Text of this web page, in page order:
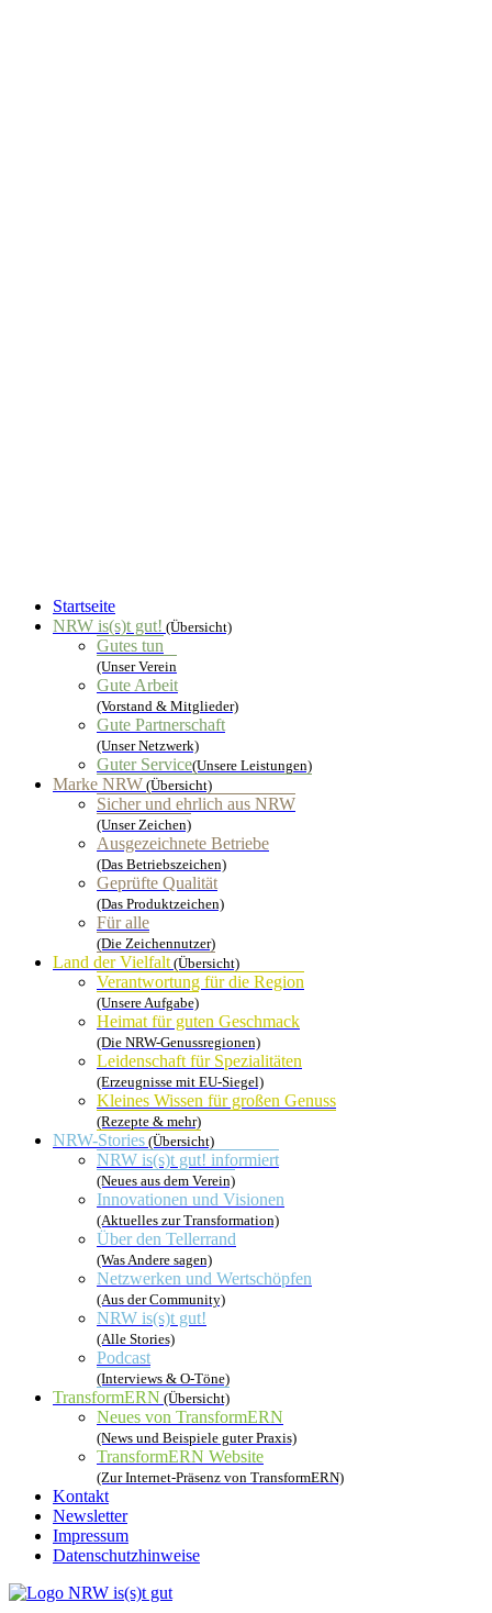
Startseite
NRW is(s)t gut! (Übersicht)
Gutes tun
(Unser Verein
Gute Arbeit
(Vorstand & Mitglieder)
Gute Partnerschaft
(Unser Netzwerk)
Guter Service(Unsere Leistungen)
Marke NRW (Übersicht)
Sicher und ehrlich aus NRW
(Unser Zeichen)
Ausgezeichnete Betriebe
(Das Betriebszeichen)
Geprüfte Qualität
(Das Produktzeichen)
Für alle
(Die Zeichennutzer)
Land der Vielfalt(Übersicht)
Verantwortung für die Region
(Unsere Aufgabe)
Heimat für guten Geschmack
(Die NRW-Genussregionen)
Leidenschaft für Spezialitäten
(Erzeugnisse mit EU-Siegel)
Kleines Wissen für großen Genuss
(Rezepte & mehr)
NRW-Stories (Übersicht)
NRW is(s)t gut! informiert
(Neues aus dem Verein)
Innovationen und Visionen
(Aktuelles zur Transformation)
Über den Tellerrand
(Was Andere sagen)
Netzwerken und Wertschöpfen
(Aus der Community)
NRW is(s)t gut!
(Alle Stories)
Podcast
(Interviews & O-Töne)
TransformERN (Übersicht)
Neues von TransformERN
(News und Beispiele guter Praxis)
TransformERN Website
(Zur Internet-Präsenz von TransformERN)
Kontakt
Newsletter
Impressum
Datenschutzhinweise